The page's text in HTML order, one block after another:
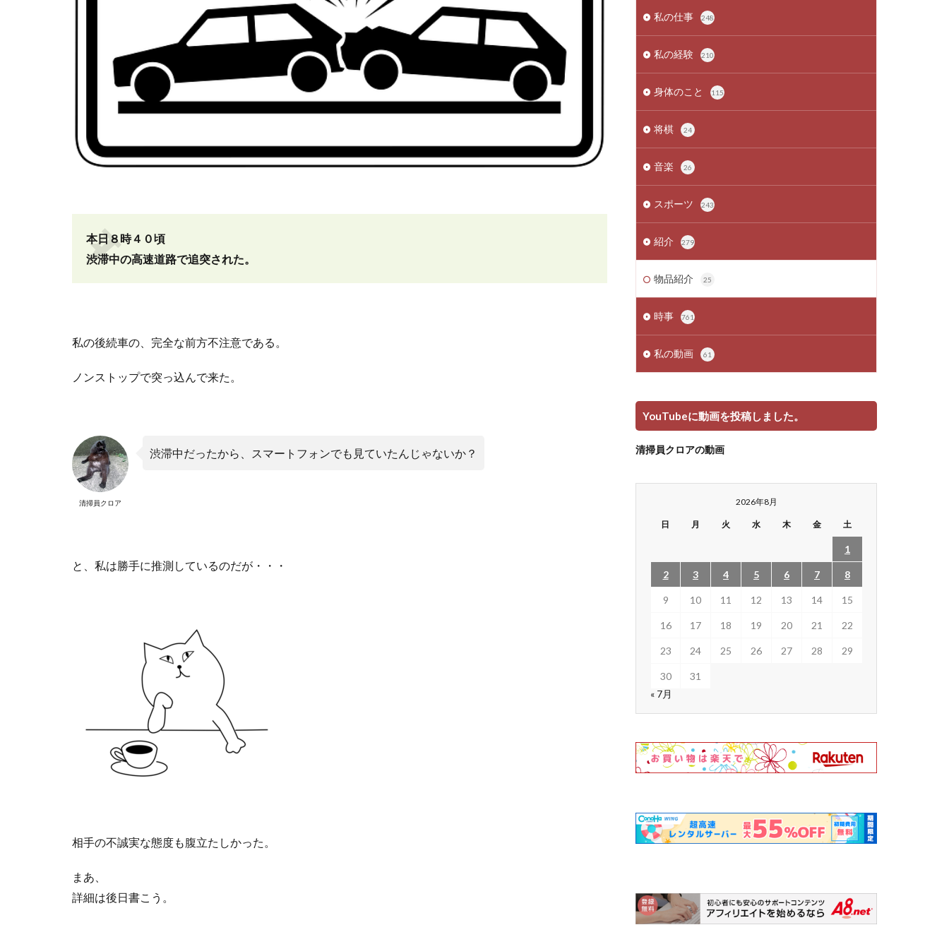
本日８時４０頃
渋滞中の高速道路で追突された。
私の後続車の、完全な前方不注意である。
ノンストップで突っ込んで来た。
清掃員クロア
渋滞中だったから、スマートフォンでも見ていたんじゃないか？
と、私は勝手に推測しているのだが・・・
相手の不誠実な態度も腹立たしかった。
まあ、
詳細は後日書こう。
私の仕事 248
私の経験 210
身体のこと 115
将棋 24
音楽 26
スポーツ 243
紹介 279
物品紹介 25
時事 761
私の動画 61
YouTubeに動画を投稿しました。
清掃員クロアの動画
2026年8月
日 月 火 水 木 金 土
1
2 3 4 5 6 7 8
9 10 11 12 13 14 15
16 17 18 19 20 21 22
23 24 25 26 27 28 29
30
31
« 7月